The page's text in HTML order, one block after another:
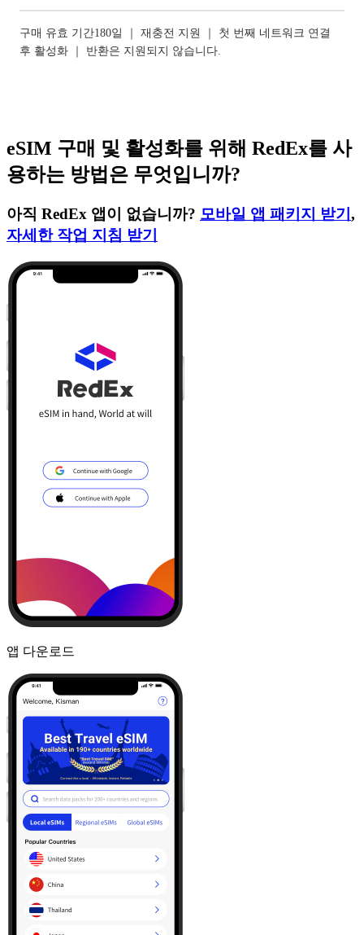
구매 유효 기간180일 ｜ 재충전 지원 ｜ 첫 번째 네트워크 연결
후 활성화 ｜ 반환은 지원되지 않습니다.
eSIM 구매 및 활성화를 위해 RedEx를 사
용하는 방법은 무엇입니까?
아직 RedEx 앱이 없습니까? 모바일 앱 패키지 받기 ,
자세한 작업 지침 받기
앱 다운로드